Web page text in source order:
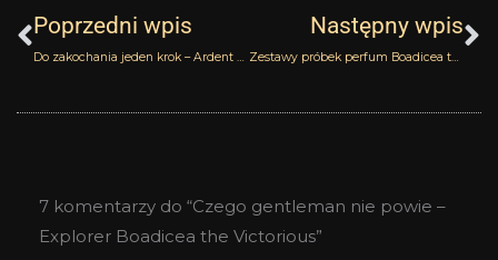
Poprzedni wpis
Do zakochania jeden krok – Ardent Boadicea the Victorious
Następny wpis
Zestawy próbek perfum Boadicea the Victorious od perfumerii Quality Missala
7 komentarzy do “Czego gentleman nie powie –
Explorer Boadicea the Victorious”